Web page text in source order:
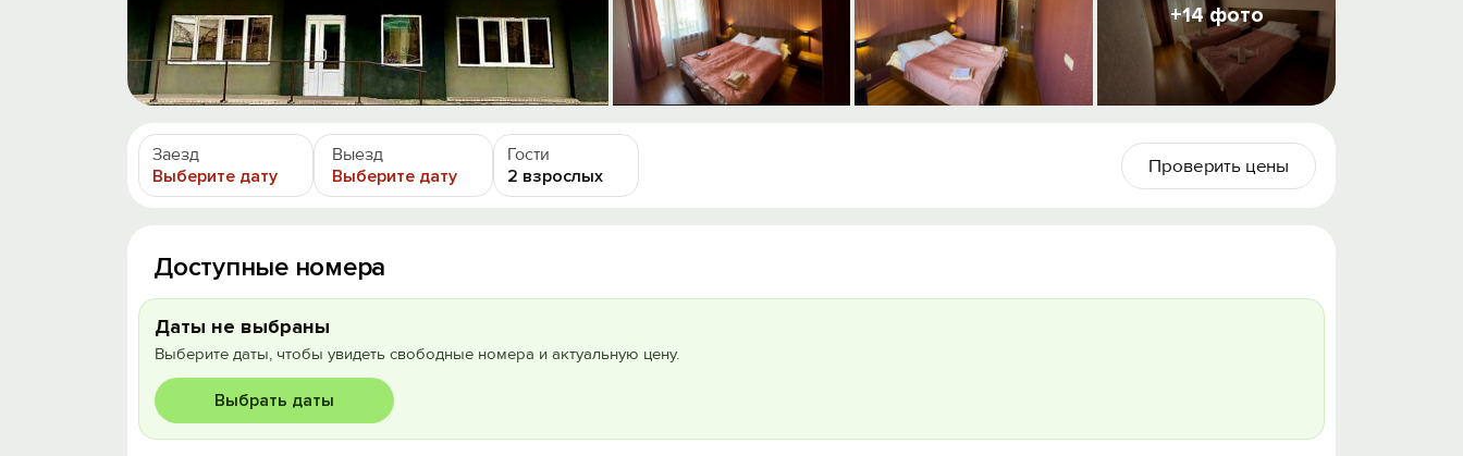
+14 фото
Заезд
Выберите дату
Выезд
Выберите дату
Гости
2 взрослых
Проверить цены
Доступные номера
Даты не выбраны
Выберите даты, чтобы увидеть свободные номера и актуальную цену.
Выбрать даты